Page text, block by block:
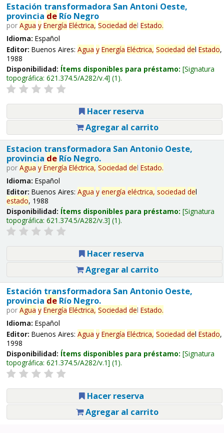
Estación transformadora San Antoni Oeste,
provincia deRío Negro
por Agua y Energía Eléctrica, Sociedad del Estado.
Idioma: Español
Editor: Buenos Aires: Agua y Energía Eléctrica, Sociedad del Estado,
1988
Disponibilidad: Ítems disponibles para préstamo: Signatura
topográfica: 621.374.5/A282/v.4 (1).
Hacer reserva
Agregar al carrito
Estacion transformadora San Antonio Oeste,
provincia deRío Negro.
por Agua y Energía Eléctrica, Sociedad del Estado.
Idioma: Español
Editor: Buenos Aires: Agua y energía eléctrica, sociedad del
estado, 1988
Disponibilidad: Ítems disponibles para préstamo: Signatura
topográfica: 621.374.5/A282/v.3 (1).
Hacer reserva
Agregar al carrito
Estación transformadora San Antonio Oeste,
provincia deRío Negro.
por Agua y Energía Eléctrica, Sociedad del Estado.
Idioma: Español
Editor: Buenos Aires: Agua y Energía Eléctrica, Sociedad del Estado,
1998
Disponibilidad: Ítems disponibles para préstamo: Signatura
topográfica: 621.374.5/A282/v.1 (1).
Hacer reserva
Agregar al carrito